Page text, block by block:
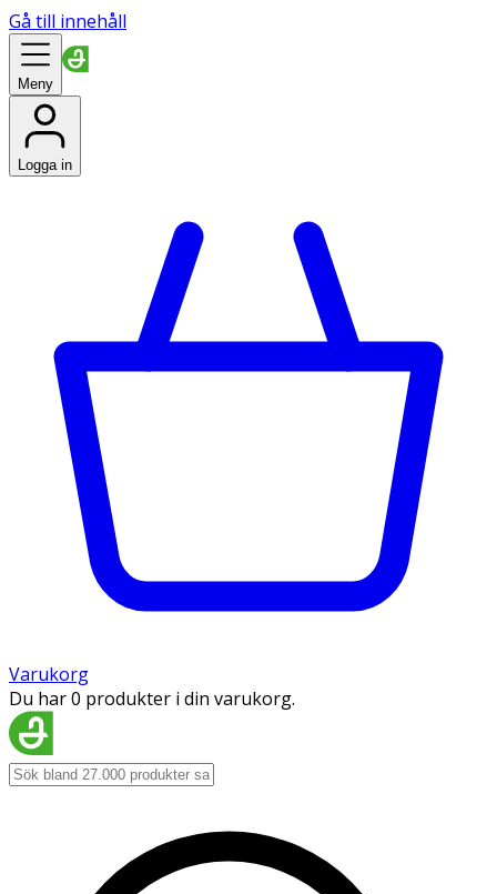
Gå till innehåll
Meny
Logga in
Varukorg
Du har 0 produkter i din varukorg.